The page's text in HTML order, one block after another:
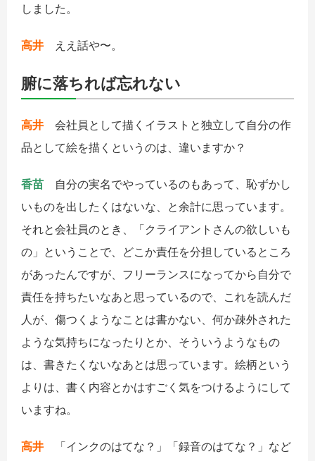
しました。
高井 ええ話や〜。
腑に落ちれば忘れない
高井 会社員として描くイラストと独立して自分の作
品として絵を描くというのは、違いますか？
香苗 自分の実名でやっているのもあって、恥ずかし
いものを出したくはないな、と余計に思っています。
それと会社員のとき、「クライアントさんの欲しいも
の」ということで、どこか責任を分担しているところ
があったんですが、フリーランスになってから自分で
責任を持ちたいなあと思っているので、これを読んだ
人が、傷つくようなことは書かない、何か疎外された
ような気持ちになったりとか、そういうようなもの
は、書きたくないなあとは思っています。絵柄という
よりは、書く内容とかはすごく気をつけるようにして
いますね。
高井
「インクのはてな？」「録音のはてな？」など